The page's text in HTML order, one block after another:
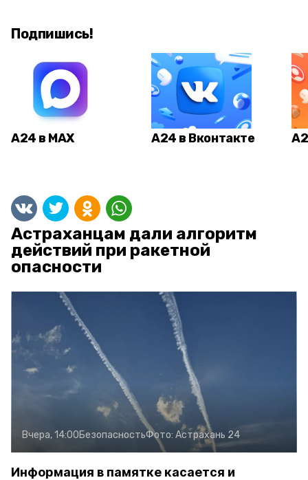
Подпишись!
А24 в MAX А24 в Вконтакте
Астраханцам дали алгоритм
действий при ракетной
опасности
Вчера, 14:00БезопасностьФото: Астрахань 24
Информация в памятке касается и